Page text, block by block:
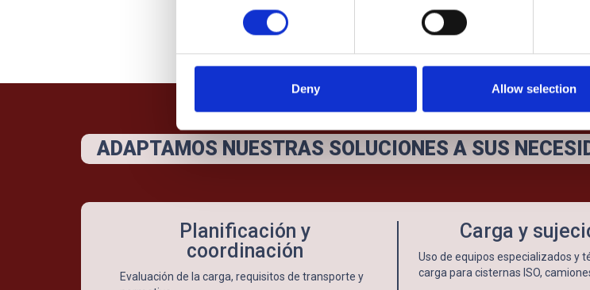
Deny Allow selection
ADAPTAMOS NUESTRAS SOLUCIONES A SUS
Planificación y
coordinación
Evaluación de la carga, requisitos de transporte y
Carga y
Uso de equipos especializados y
carga para cisternas ISO,